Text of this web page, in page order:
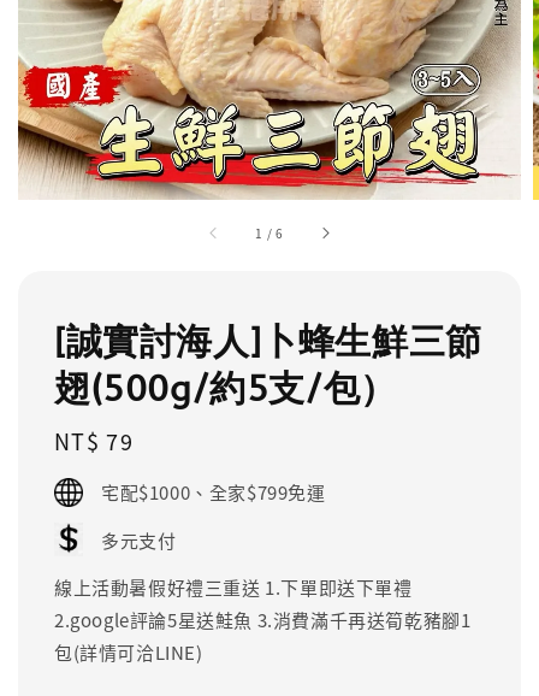
1 /6
[誠實討海人]卜蜂生鮮三節
翅(500g/約5支/包）
Regular
price
NT$ 79
宅配$1000、全家$799免運
多元支付
線上活動暑假好禮三重送 1.下單即送下單禮
2.google評論5星送鮭魚 3.消費滿千再送筍乾豬腳1
包(詳情可洽LINE)